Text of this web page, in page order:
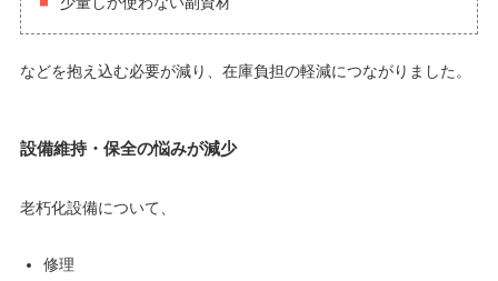
などを抱え込む必要が減り、在庫負担の軽減につながりました。
設備維持・保全の悩みが減少
老朽化設備について、
修理